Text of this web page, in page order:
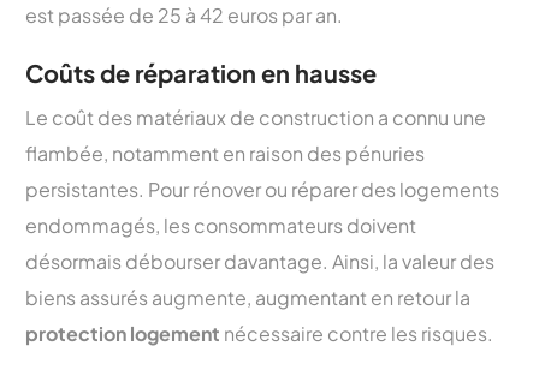
est passée de 25 à 42 euros par an.
Coûts de réparation en hausse
Le coût des matériaux de construction a connu une
flambée, notamment en raison des pénuries
persistantes. Pour rénover ou réparer des logements
endommagés, les consommateurs doivent
désormais débourser davantage. Ainsi, la valeur des
biens assurés augmente, augmentant en retour la
protection logement nécessaire contre les risques.